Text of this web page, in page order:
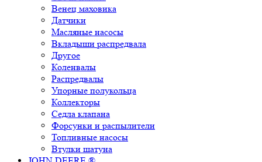
Венец маховика
Датчики
Масляные насосы
Вкладыши распредвала
Другое
Коленвалы
Распредвалы
Упорные полукольца
Коллекторы
Седла клапана
Форсунки и распылители
Топливные насосы
Втулки шатуна